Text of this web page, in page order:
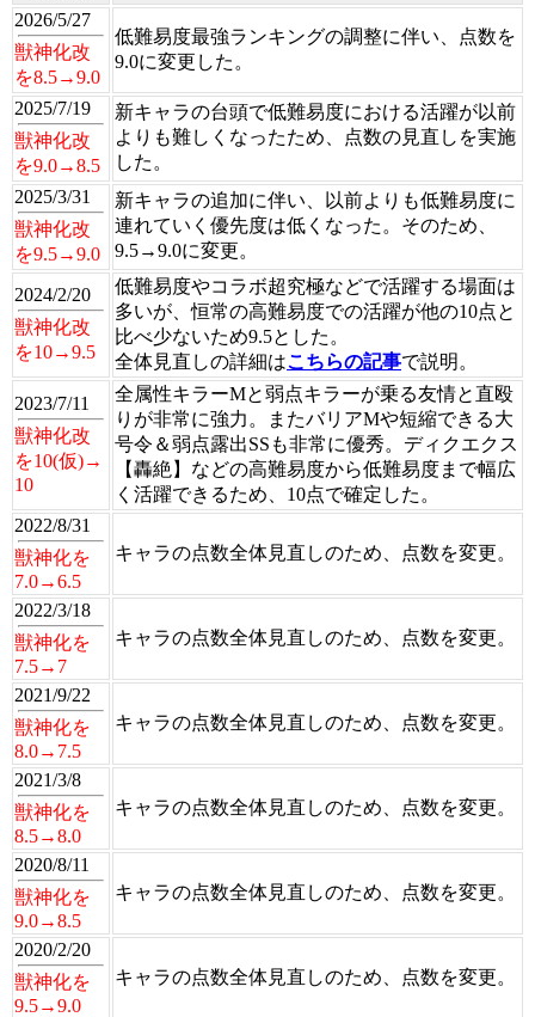
2026/5/27
獣神化改
を8.5→9.0
低難易度最強ランキングの調整に伴い、点数を
9.0に変更した。
2025/7/19
獣神化改
を9.0→8.5
新キャラの台頭で低難易度における活躍が以前
よりも難しくなったため、点数の見直しを実施
した。
2025/3/31
獣神化改
を9.5→9.0
新キャラの追加に伴い、以前よりも低難易度に
連れていく優先度は低くなった。そのため、
9.5→9.0に変更。
2024/2/20
獣神化改
を10→9.5
低難易度やコラボ超究極などで活躍する場面は
多いが、恒常の高難易度での活躍が他の10点と
比べ少ないため9.5とした。
全体見直しの詳細はこちらの記事で説明。
2023/7/11
獣神化改
を10(仮)→
10
全属性キラーMと弱点キラーが乗る友情と直殴
りが非常に強力。またバリアMや短縮できる大
号令＆弱点露出SSも非常に優秀。ディクエクス
【轟絶】などの高難易度から低難易度まで幅広
く活躍できるため、10点で確定した。
2022/8/31
獣神化を
7.0→6.5
キャラの点数全体見直しのため、点数を変更。
2022/3/18
獣神化を
7.5→7
キャラの点数全体見直しのため、点数を変更。
2021/9/22
獣神化を
8.0→7.5
キャラの点数全体見直しのため、点数を変更。
2021/3/8
獣神化を
8.5→8.0
キャラの点数全体見直しのため、点数を変更。
2020/8/11
獣神化を
9.0→8.5
キャラの点数全体見直しのため、点数を変更。
2020/2/20
獣神化を
9.5→9.0
キャラの点数全体見直しのため、点数を変更。